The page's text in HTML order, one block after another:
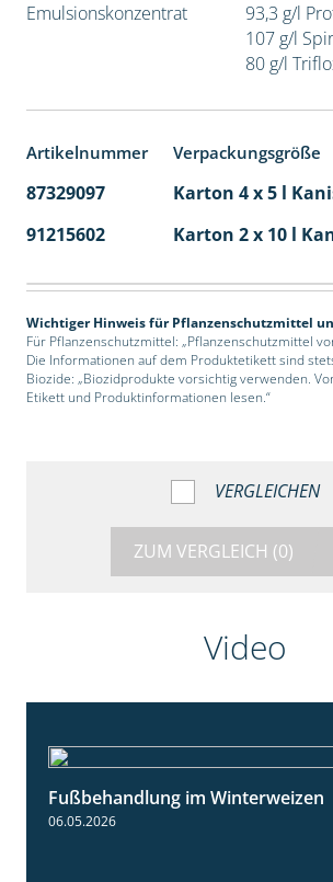
Emulsionskonzentrat
93,3 g/l
107 g/l
80 g/l
Artikelnummer Verpackungsgröße
87329097 Karton 4 x 5 l
91215602
Karton 2 x 10 l
Wichtiger Hinweis für Pflanzenschutzmittel
Für Pflanzenschutzmittel: „Pflanzenschutzmittel
Die Informationen auf dem Produktetikett sind
Biozide: „Biozidprodukte vorsichtig verwenden.
Etikett und Produktinformationen lesen.“
VERGLEICHEN
ZUM VERGLEICH (0)
Video
Fußbehandlung im Winterweizen
06.05.2026